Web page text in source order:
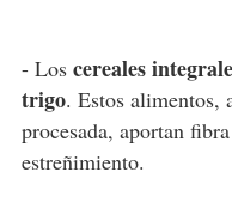
- Los cereales
trigo. Estos alimentos,
procesada, aportan
estreñimiento.